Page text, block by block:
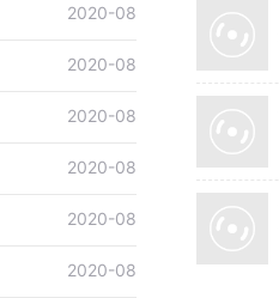
2020-08
2020-08
2020-08
2020-08
2020-08
2020-08